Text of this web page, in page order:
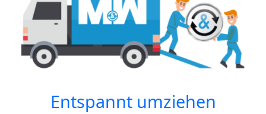
Entspannt umziehen